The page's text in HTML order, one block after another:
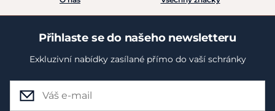
Přihlaste se do našeho newsletteru
Exkluzivní nabídky zasílané přímo do vaší schránky